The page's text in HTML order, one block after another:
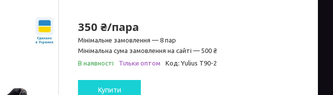
350 ₴/пара
Мінімальне замовлення — 8 пар
Мінімальна сума замовлення на сайті — 500 ₴
В наявності
Тільки оптом Код:Yulius Т90-2
Купити